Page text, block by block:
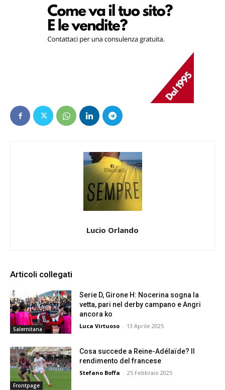
Lucio Orlando
Articoli collegati
Salernitana
Serie D, Girone H: Nocerina sogna la
vetta, pari nel derby campano e Angri
ancora ko
Luca Virtuoso - 13 Aprile 2025
Frontpage
Cosa succede a Reine-Adélaïde? Il
rendimento del francese
Stefano Boffa - 25 Febbraio 2025